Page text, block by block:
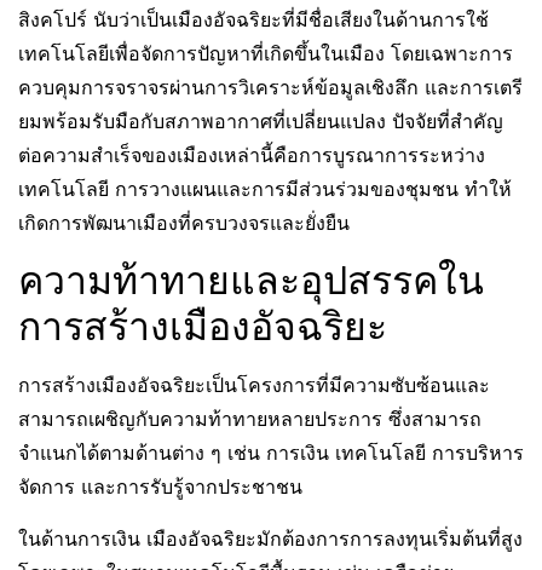
สิงคโปร์ นับว่าเป็นเมืองอัจฉริยะที่มีชื่อเสียงในด้านการใช้
เทคโนโลยีเพื่อจัดการปัญหาที่เกิดขึ้นในเมือง โดยเฉพาะการ
ควบคุมการจราจรผ่านการวิเคราะห์ข้อมูลเชิงลึก และการเตรี
ยมพร้อมรับมือกับสภาพอากาศที่เปลี่ยนแปลง ปัจจัยที่สำคัญ
ต่อความสำเร็จของเมืองเหล่านี้คือการบูรณาการระหว่าง
เทคโนโลยี การวางแผนและการมีส่วนร่วมของชุมชน ทำให้
เกิดการพัฒนาเมืองที่ครบวงจรและยั่งยืน
ความท้าทายและอุปสรรคใน
การสร้างเมืองอัจฉริยะ
การสร้างเมืองอัจฉริยะเป็นโครงการที่มีความซับซ้อนและ
สามารถเผชิญกับความท้าทายหลายประการ ซึ่งสามารถ
จำแนกได้ตามด้านต่าง ๆ เช่น การเงิน เทคโนโลยี การบริหาร
จัดการ และการรับรู้จากประชาชน
ในด้านการเงิน เมืองอัจฉริยะมักต้องการการลงทุนเริ่มต้นที่สูง